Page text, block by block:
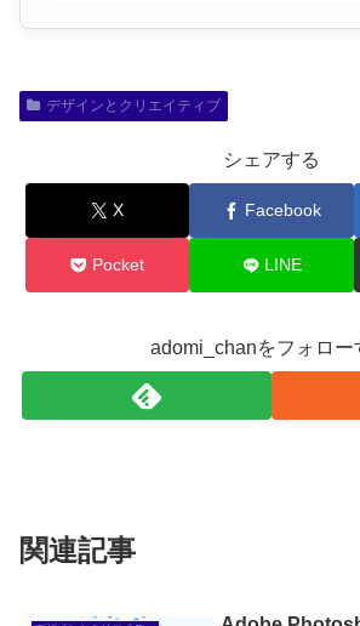
デザインとクリエイティブ
シェアする
X Facebook
Pocket LINE
adomi_chanをフォロー
関連記事